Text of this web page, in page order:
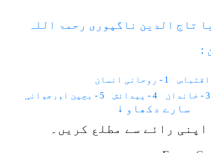
تاج الدین ناگپوری رحمۃ اللہ
:
اقتباس
1 - روحانی انسان
3 - خاندان 4 - پیدائش
5 - بچپن اورجوانی
10 - شکردرہ میں قیام
11 - واکی میں قیام
سارے دکھاو ↓
رائے سے مطلع کریں۔